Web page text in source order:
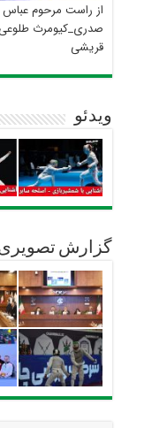
از راست مرحوم عباس
صدری_کیومرث
قریشی
ویدئو
گزارش